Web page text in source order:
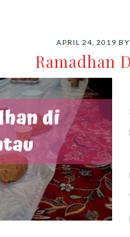
APRIL 24, 2019 BY
Ramadhan